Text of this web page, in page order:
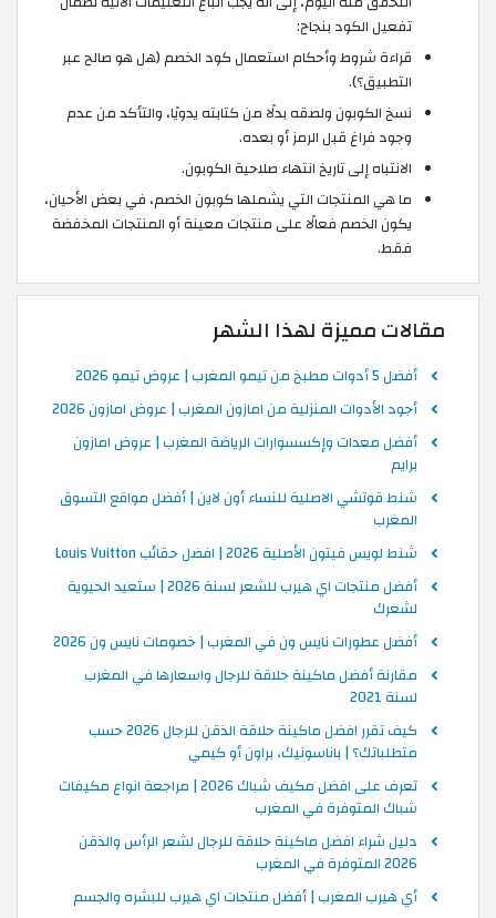
تفعيل الكود بنجاح:
قراءة شروط وأحكام استعمال كود الخصم (هل هو صالح عبر
التطبيق؟).
نسخ الكوبون ولصقه بدلًا من كتابته يدويًا، والتأكد من عدم
وجود فراغ قبل الرمز أو بعده.
الانتباه إلى تاريخ انتهاء صلاحية الكوبون.
ما هي المنتجات التي يشملها كوبون الخصم، في بعض الأحيان،
يكون الخصم فعالًا على منتجات معينة أو المنتجات المخفضة
فقط.
مقالات مميزة لهذا الشهر
أفضل 5 أدوات مطبخ من تيمو المغرب | عروض تيمو 2026
أجود الأدوات المنزلية من امازون المغرب | عروض امازون 2026
أفضل معدات وإكسسوارات الرياضة المغرب | عروض امازون
برايم
شنط قوتشي الاصلية للنساء أون لاين | أفضل مواقع التسوق
المغرب
شنط لويس فيتون الأصلية 2026 | افضل حقائب Louis Vuitton
أفضل منتجات اي هيرب للشعر لسنة 2026 | ستعيد الحيوية
لشعرك
أفضل عطورات نايس ون في المغرب | خصومات نايس ون 2026
مقارنة أفضل ماكينة حلاقة للرجال واسعارها في المغرب
لسنة 2021
كيف تقرر افضل ماكينة حلاقة الذقن للرجال 2026 حسب
متطلباتك؟ | باناسونيك، براون أو كيمي
تعرف على افضل مكيف شباك 2026 | مراجعة انواع مكيفات
شباك المتوفرة في المغرب
دليل شراء افضل ماكينة حلاقة للرجال لشعر الرأس والذقن
2026 المتوفرة في المغرب
أي هيرب المغرب | أفضل منتجات اي هيرب للبشره والجسم